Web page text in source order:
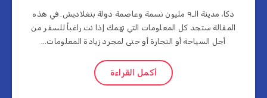
دكا، مدينة الـ٩ مليون نسمة وعاصمة دولة بنغلاديش. في هذه
المقالة ستجد كل المعلومات التي تهمك إذا نت راغباً للسفر من
أجل السياحة أو التجارة أو حتى لمجرد زيادة المعلومات…
أكمل القراءة